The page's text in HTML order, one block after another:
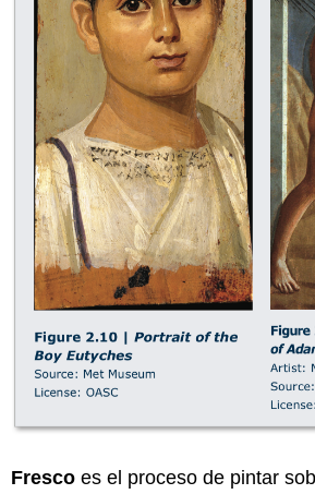
Fresco es el proceso de pintar